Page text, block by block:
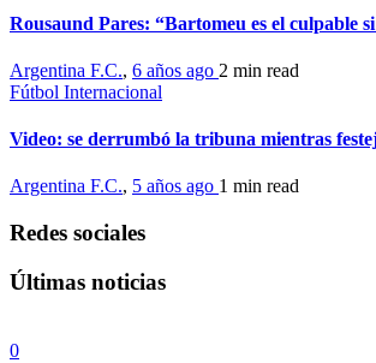
Rousaund Pares: “Bartomeu es el culpable
Argentina F.C., 6 años ago 2 min read
Fútbol Internacional
Video: se derrumbó la tribuna mientras
Argentina F.C., 5 años ago 1 min read
Redes sociales
Últimas noticias
0